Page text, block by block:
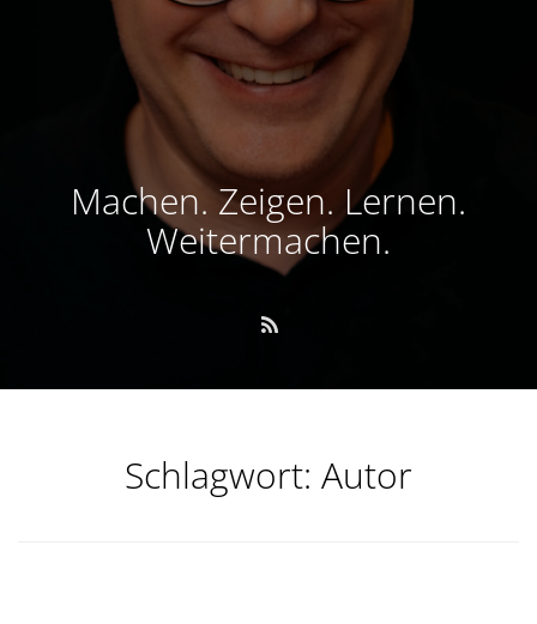
Machen. Zeigen. Lernen.
Weitermachen.
Schlagwort: Autor